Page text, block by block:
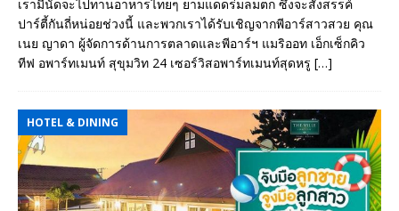
เรามีนัดจะไปทานอาหารไทยๆ ยามแดดร่มลมตก ซึ่งจะสังสรรค์
ปาร์ตี้กันถี่หน่อยช่วงนี้ และพวกเราได้รับเชิญจากพีอาร์สาวสวย คุณ
เนย ญาดา ผู้จัดการด้านการตลาดและพีอาร์ฯ แมริออท เอ็กเซ็กคิว
ทีฟ อพาร์ทเมนท์ สุขุมวิท 24 เซอร์วิสอพาร์ทเมนท์สุดหรู […]
HOTEL & DINING